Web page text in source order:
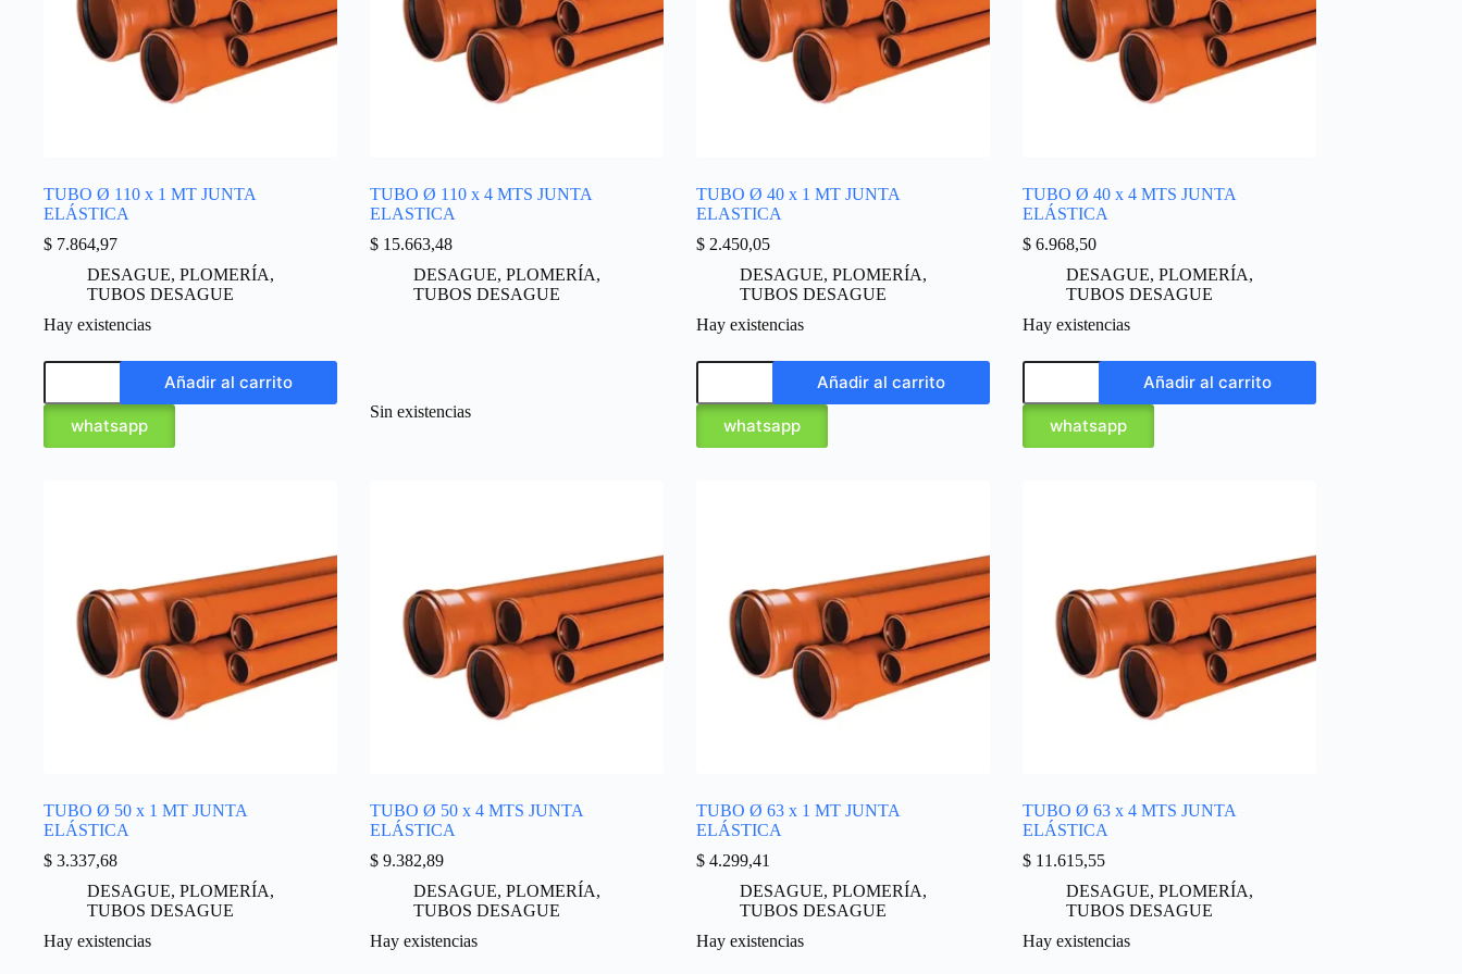
TUBO Ø 110 x 1 MT JUNTA
ELÁSTICA
$ 7.864,97
DESAGUE, PLOMERÍA,
TUBOS DESAGUE
Hay existencias
Añadir al carrito
whatsapp
TUBO Ø 110 x 4 MTS JUNTA
ELASTICA
$15.663,48
DESAGUE, PLOMERÍA,
TUBOS DESAGUE
Sin existencias
TUBO Ø 40 x 1 MT JUNTA
ELASTICA
$2.450,05
DESAGUE, PLOMERÍA,
TUBOS DESAGUE
Hay existencias
Añadir al carrito
whatsapp
TUBO Ø 40 x 4 MTS JUNTA
ELÁSTICA
$6.968,50
DESAGUE, PLOMERÍA,
TUBOS DESAGUE
Hay existencias
Añadir al carrito
whatsapp
TUBO Ø 50 x 1 MT JUNTA
ELÁSTICA
$ 3.337,68
DESAGUE, PLOMERÍA,
TUBOS DESAGUE
Hay existencias
TUBO Ø 50 x 4 MTS JUNTA
ELÁSTICA
$9.382,89
DESAGUE, PLOMERÍA,
TUBOS DESAGUE
Hay existencias
TUBO Ø 63 x 1 MT JUNTA
ELÁSTICA
$4.299,41
DESAGUE, PLOMERÍA,
TUBOS DESAGUE
Hay existencias
TUBO Ø 63 x 4 MTS JUNTA
ELÁSTICA
$11.615,55
DESAGUE, PLOMERÍA,
TUBOS DESAGUE
Hay existencias